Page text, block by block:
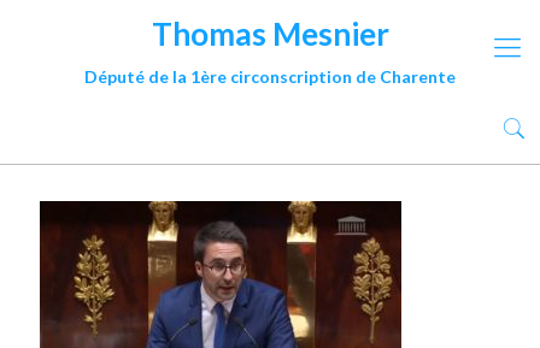
Thomas Mesnier
Député de la 1ère circonscription de Charente